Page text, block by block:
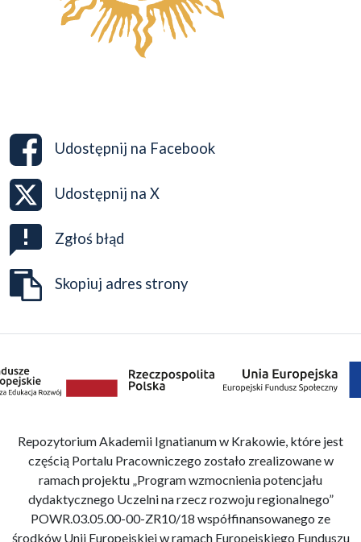
Udostępnij na Facebook
Udostępnij na X
Zgłoś błąd
Skopiuj adres strony
Repozytorium Akademii Ignatianum w Krakowie, które jest
częścią Portalu Pracowniczego zostało zrealizowane w
ramach projektu „Program wzmocnienia potencjału
dydaktycznego Uczelni na rzecz rozwoju regionalnego”
POWR.03.05.00-00-ZR10/18 współfinansowanego ze
środków Unii Europejskiej w ramach Europejskiego Funduszu